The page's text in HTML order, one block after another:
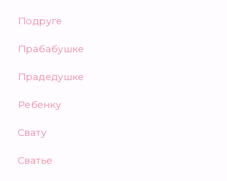
Подруге
Прабабушке
Прадедушке
Ребенку
Свату
Сватье